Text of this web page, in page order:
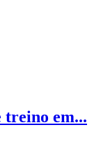
treino em...